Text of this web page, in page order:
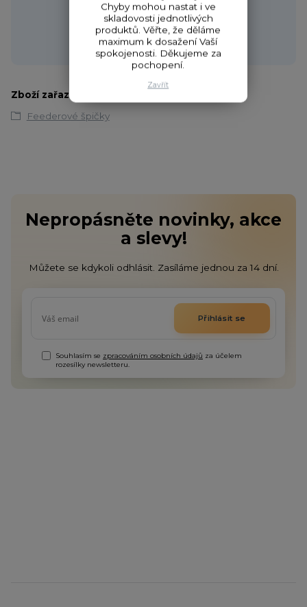
+420 720 256 434
(Po-Čt 9-17 hod.,Pá 9-18 hod.)
obchod@fishcom.cz
Zboží zařazeno v kategoriích
Feederové špičky
Nepropásněte novinky, akce
a slevy!
Můžete se kdykoli odhlásit. Zasíláme jednou za 14 dní.
Přihlásit se
Souhlasím se zpracováním osobních údajů za účelem
rozesílky newsletteru.
Chyby mohou nastat i ve
skladovosti jednotlivých
produktů. Věřte, že děláme
maximum k dosažení Vaší
spokojenosti. Děkujeme za
pochopení.
Zavřít